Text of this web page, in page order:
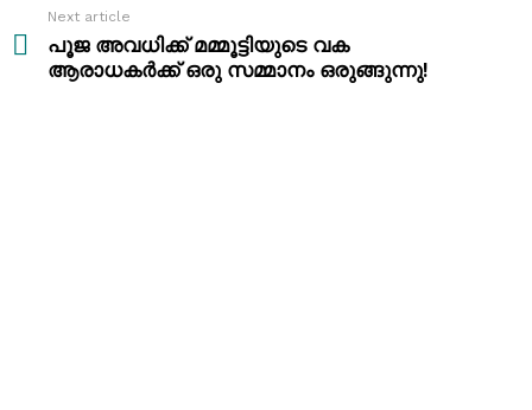
Next article
പൂജ അവധിക്ക് മമ്മൂട്ടിയുടെ വക
ആരാധകര്‍ക്ക് ഒരു സമ്മാനം ഒരുങ്ങുന്നു!